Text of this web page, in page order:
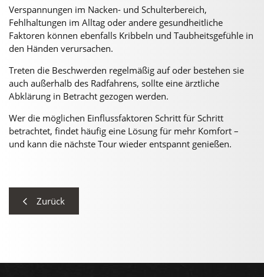
Verspannungen im Nacken- und Schulterbereich,
Fehlhaltungen im Alltag oder andere gesundheitliche
Faktoren können ebenfalls Kribbeln und Taubheitsgefühle in
den Händen verursachen.
Treten die Beschwerden regelmäßig auf oder bestehen sie
auch außerhalb des Radfahrens, sollte eine ärztliche
Abklärung in Betracht gezogen werden.
Wer die möglichen Einflussfaktoren Schritt für Schritt
betrachtet, findet häufig eine Lösung für mehr Komfort –
und kann die nächste Tour wieder entspannt genießen.
Zurück